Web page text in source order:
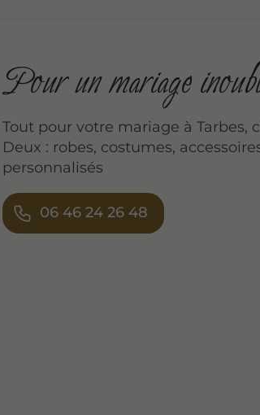
Pour un mariage
Tout pour votre mariage à Tarbes,
Deux : robes, costumes,
personnalisés
06 46 24 26 48